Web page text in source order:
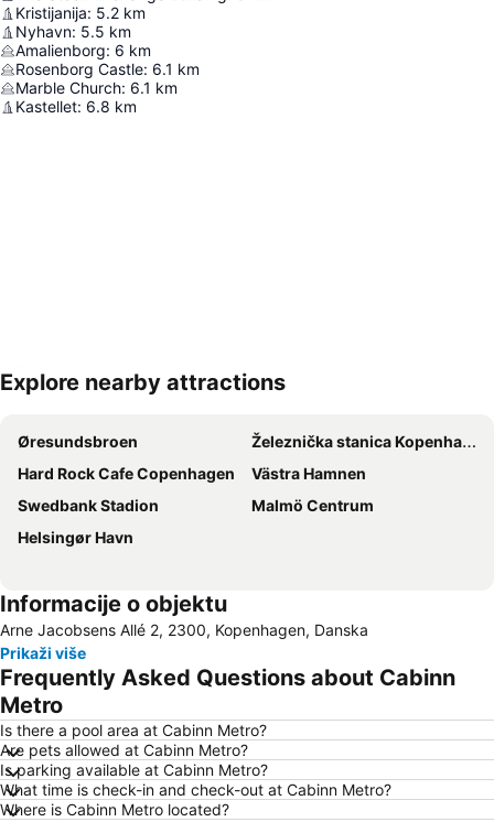
Kristijanija: 5.2 km
Nyhavn: 5.5 km
Amalienborg: 6 km
Rosenborg Castle: 6.1 km
Marble Church: 6.1 km
Kastellet: 6.8 km
Explore nearby attractions
Øresundsbroen
Železnička stanica Kopenhagen
Hard Rock Cafe Copenhagen
Västra Hamnen
Swedbank Stadion
Malmö Centrum
Helsingør Havn
Informacije o objektu
Arne Jacobsens Allé 2, 2300, Kopenhagen, Danska
Prikaži više
Frequently Asked Questions about Cabinn
Metro
Is there a pool area at Cabinn Metro?
Are pets allowed at Cabinn Metro?
Is parking available at Cabinn Metro?
What time is check-in and check-out at Cabinn Metro?
Where is Cabinn Metro located?